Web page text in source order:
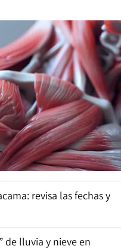
revisa las fechas y
de lluvia y nieve en